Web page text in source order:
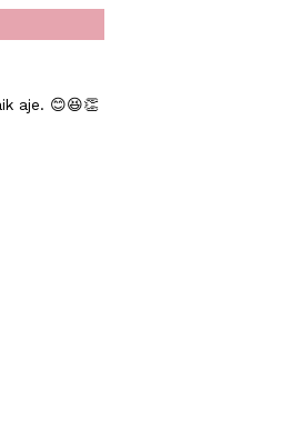
aje. 😊😆👏